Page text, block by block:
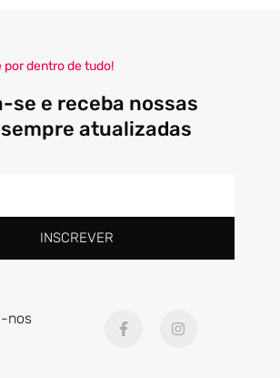
por dentro de tudo!
se e receba nossas
atualizadas
INSCREVER
nos
a
n